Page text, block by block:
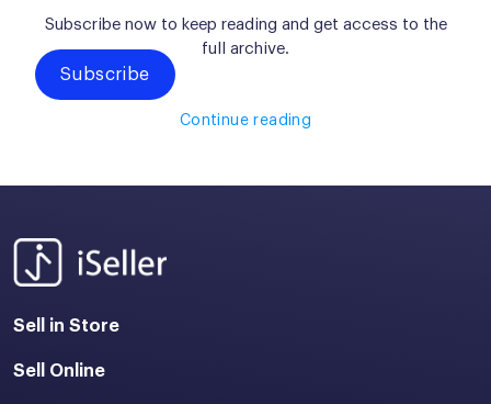
Subscribe now to keep reading and get access to the
full archive.
Subscribe
Continue reading
Sell in Store
Sell Online